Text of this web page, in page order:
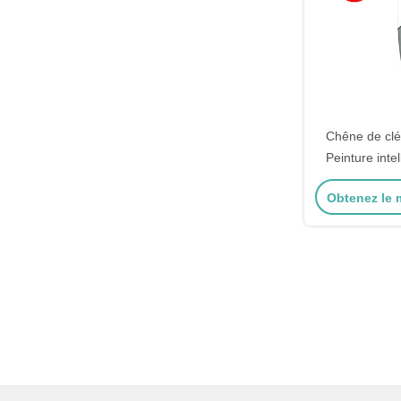
Chêne de
Peinture
cuisson
voiture
Obtenez le